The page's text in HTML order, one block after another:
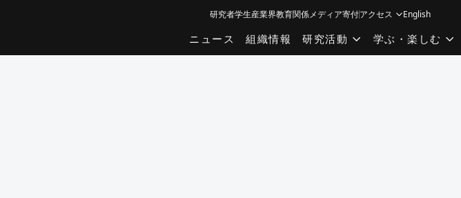
ニュース 組織情報 研究活動 学ぶ・楽しむ
研究者学生産業界教育関係メディア寄付アクセス English